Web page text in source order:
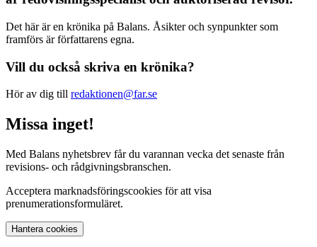
Det här är en krönika på Balans. Åsikter och synpunkter som
framförs är författarens egna.
Vill du också skriva en krönika?
Hör av dig till redaktionen@far.se
Missa inget!
Med Balans nyhetsbrev får du varannan vecka det senaste från
revisions- och rådgivningsbranschen.
Acceptera marknadsföringscookies för att visa
prenumerationsformuläret.
Hantera cookies